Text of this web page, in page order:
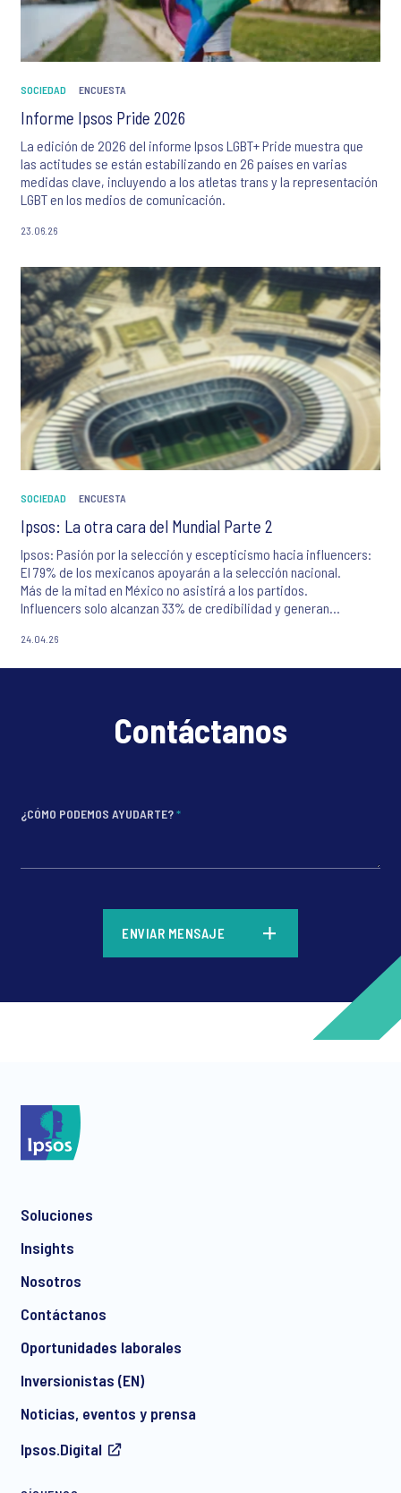
SOCIEDAD ENCUESTA
Informe Ipsos Pride 2026
La edición de 2026 del informe Ipsos LGBT+ Pride muestra que
las actitudes se están estabilizando en 26 países en varias
medidas clave, incluyendo a los atletas trans y la representación
LGBT en los medios de comunicación.
23.06.26
SOCIEDAD ENCUESTA
Ipsos: La otra cara del Mundial Parte 2
Ipsos: Pasión por la selección y escepticismo hacia influencers:
El 79% de los mexicanos apoyarán a la selección nacional.
Más de la mitad en México no asistirá a los partidos.
Influencers solo alcanzan 33% de credibilidad y generan
24.04.26
Contáctanos
¿CÓMO PODEMOS AYUDARTE?*
ENVIAR MENSAJE
Soluciones
Insights
Nosotros
Contáctanos
Oportunidades laborales
Inversionistas (EN)
Noticias, eventos y prensa
Ipsos.Digital